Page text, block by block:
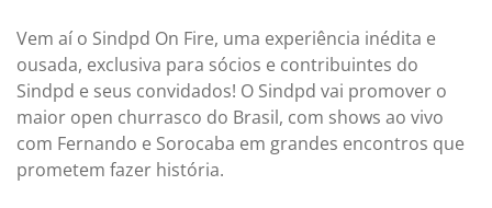
Vem aí o Sindpd On Fire, uma experiência inédita e
ousada, exclusiva para sócios e contribuintes do
Sindpd e seus convidados! O Sindpd vai promover o
maior open churrasco do Brasil, com shows ao vivo
com Fernando e Sorocaba em grandes encontros que
prometem fazer história.